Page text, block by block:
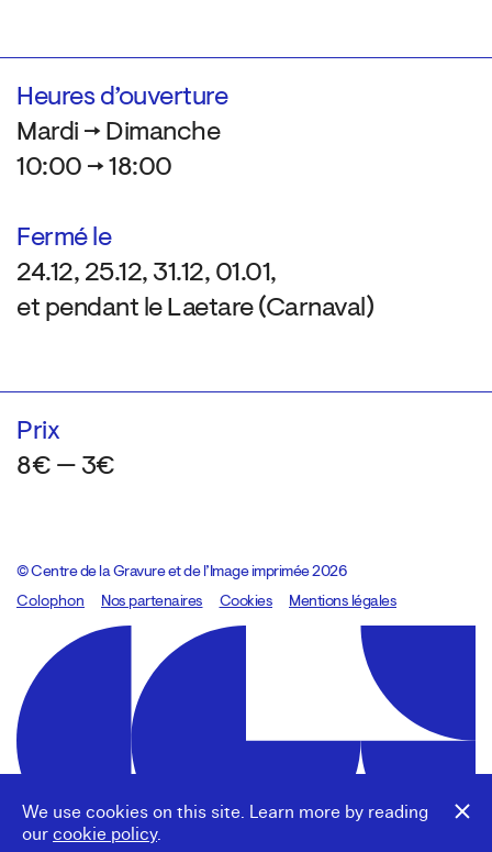
We use cookies on this site. Learn more by reading
our cookie policy.
Heures d’ouverture
Mardi → Dimanche
10:00 → 18:00
Fermé le
24.12, 25.12, 31.12, 01.01,
et pendant le Laetare (Carnaval)
Prix
8€ — 3€
© Centre de la Gravure et de l’Image imprimée 2026
Colophon
Design:Marcel Kaczmarek, code:8080.studio
Nos partenaires Cookies Mentions légales